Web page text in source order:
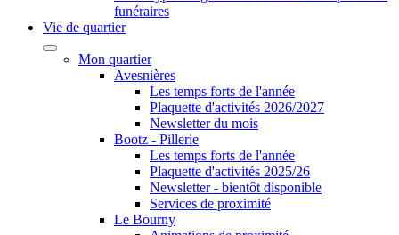
funéraires
Vie de quartier
Mon quartier
Avesnières
Les temps forts de l'année
Plaquette d'activités 2026/2027
Newsletter du mois
Bootz - Pillerie
Les temps forts de l'année
Plaquette d'activités 2025/26
Newsletter - bientôt disponible
Services de proximité
Le Bourny